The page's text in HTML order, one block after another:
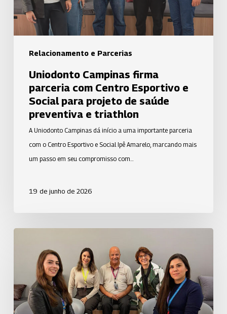
Relacionamento e Parcerias
e
Social
para
projeto
saúde
preventiva
triathlon
Uniodonto Campinas firma
parceria com Centro Esportivo e
Social para projeto de saúde
preventiva e triathlon
A Uniodonto Campinas dá início a uma importante parceria
com o Centro Esportivo e Social Ipê Amarelo, marcando mais
um passo em seu compromisso com…
19 de junho de 2026
Campinas
recebe
representantes
da
EPTV